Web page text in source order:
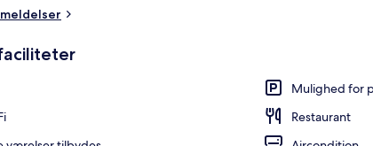
Mulighed for
Restaurant